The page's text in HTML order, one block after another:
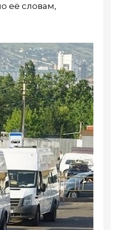
её словам,